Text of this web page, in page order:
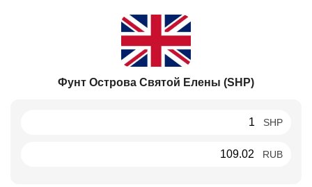
Фунт Острова Святой Елены (SHP)
SHP
RUB